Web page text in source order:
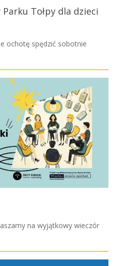
Tołpy dla dzieci
ochotę spędzić sobotnie
na wyjątkowy wieczór